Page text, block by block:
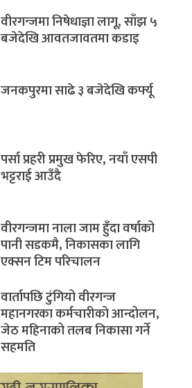
वीरगन्जमा निषेधाज्ञा लागू, साँझ ५
बजेदेखि आवतजावतमा कडाइ
जनकपुरमा साढे ३ बजेदेखि कर्फ्यू
पर्सा प्रहरी प्रमुख फेरिए, नयाँ एसपी
भट्टराई आउँदै
वीरगन्जमा नाला जाम हुँदा वर्षाको
पानी सडकमै, निकासका लागि
एक्सन टिम परिचालन
वार्तापछि टुंगियो वीरगन्ज
महानगरका कर्मचारीको आन्दोलन,
जेठ महिनाको तलब निकासा गर्ने
सहमति